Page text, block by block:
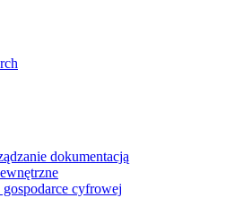
dokumentacją
cyfrowej